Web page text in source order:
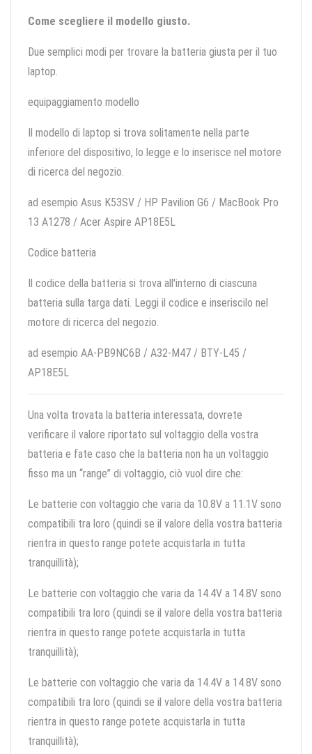
Come scegliere il modello giusto.
Due semplici modi per trovare la batteria giusta per il tuo
laptop.
equipaggiamento modello
Il modello di laptop si trova solitamente nella parte
inferiore del dispositivo, lo legge e lo inserisce nel motore
di ricerca del negozio.
ad esempio Asus K53SV / HP Pavilion G6 / MacBook Pro
13 A1278 / Acer Aspire AP18E5L
Codice batteria
Il codice della batteria si trova all'interno di ciascuna
batteria sulla targa dati. Leggi il codice e inseriscilo nel
motore di ricerca del negozio.
ad esempio AA-PB9NC6B / A32-M47 / BTY-L45 /
AP18E5L
Una volta trovata la batteria interessata, dovrete
verificare il valore riportato sul voltaggio della vostra
batteria e fate caso che la batteria non ha un voltaggio
fisso ma un “range” di voltaggio, ciò vuol dire che:
Le batterie con voltaggio che varia da 10.8V a 11.1V sono
compatibili tra loro (quindi se il valore della vostra batteria
rientra in questo range potete acquistarla in tutta
tranquillità);
Le batterie con voltaggio che varia da 14.4V a 14.8V sono
compatibili tra loro (quindi se il valore della vostra batteria
rientra in questo range potete acquistarla in tutta
tranquillità);
Le batterie con voltaggio che varia da 14.4V a 14.8V sono
compatibili tra loro (quindi se il valore della vostra batteria
rientra in questo range potete acquistarla in tutta
tranquillità);